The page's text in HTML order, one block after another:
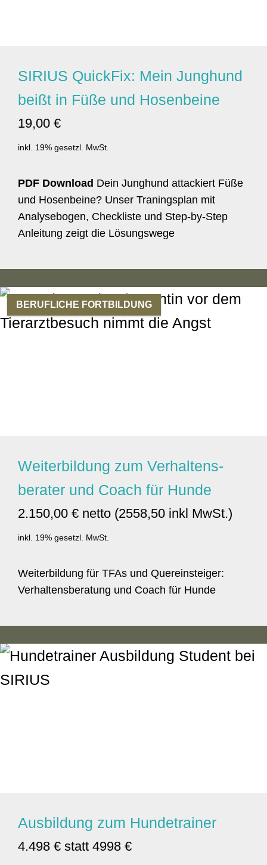
SIRIUS QuickFix: Mein Junghund
beißt in Füße und Hosenbeine
19,00 €
inkl. 19% gesetzl. MwSt.
PDF Download Dein Junghund attackiert Füße
und Hosenbeine? Unser Traningsplan mit
Analysebogen, Checkliste und Step-by-Step
Anleitung zeigt die Lösungswege
BERUFLICHE FORTBILDUNG
Weiterbildung zum Verhaltens­
berater und Coach für Hunde
2.150,00 € netto (2558,50 inkl MwSt.)
inkl. 19% gesetzl. MwSt.
Weiterbildung für TFAs und Quereinsteiger:
Verhaltensberatung und Coach für Hunde
Ausbildung zum Hundetrainer
4.498 € statt 4998 €